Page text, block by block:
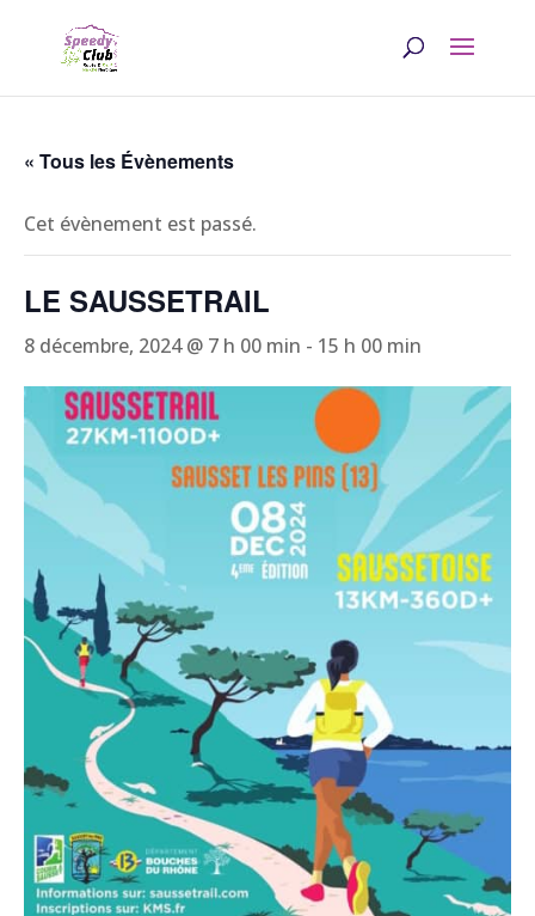
« Tous les Évènements
Cet évènement est passé.
LE SAUSSETRAIL
8 décembre, 2024 @ 7 h 00 min - 15 h 00 min